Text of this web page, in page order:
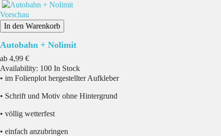
Vorschau
In den Warenkorb
Autobahn + Nolimit
ab Preis
4,99 €
Availability: 100 In Stock
• im Folienplot hergestellter Aufkleber
• Schrift und Motiv ohne Hintergrund
• völlig wetterfest
• einfach anzubringen